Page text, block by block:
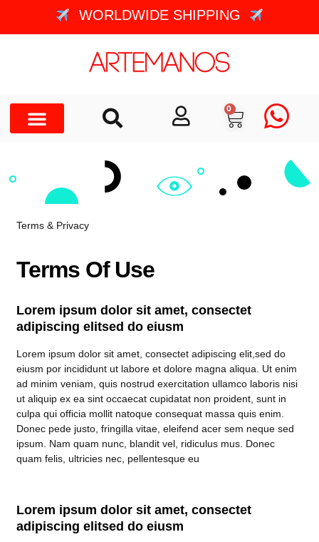
WORLDWIDE SHIPPING
0
Terms & Privacy
Terms Of Use
Lorem ipsum dolor sit amet, consectet
adipiscing elitsed do eiusm
Lorem ipsum dolor sit amet, consectet adipiscing elit,sed do
eiusm por incididunt ut labore et dolore magna aliqua. Ut enim
ad minim veniam, quis nostrud exercitation ullamco laboris nisi
ut aliquip ex ea sint occaecat cupidatat non proident, sunt in
culpa qui officia mollit natoque consequat massa quis enim.
Donec pede justo, fringilla vitae, eleifend acer sem neque sed
ipsum. Nam quam nunc, blandit vel, ridiculus mus. Donec
quam felis, ultricies nec, pellentesque eu
Lorem ipsum dolor sit amet, consectet
adipiscing elitsed do eiusm